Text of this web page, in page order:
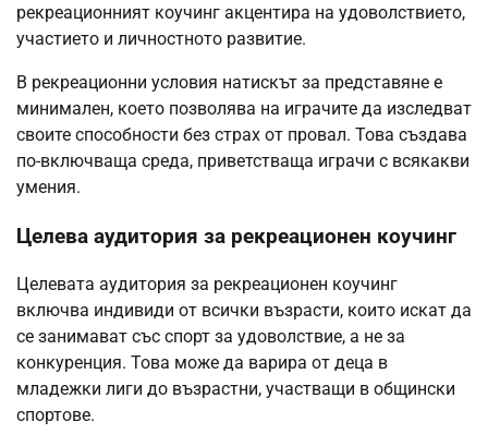
рекреационният коучинг акцентира на удоволствието,
участието и личностното развитие.
В рекреационни условия натискът за представяне е
минимален, което позволява на играчите да изследват
своите способности без страх от провал. Това създава
по-включваща среда, приветстваща играчи с всякакви
умения.
Целева аудитория за рекреационен коучинг
Целевата аудитория за рекреационен коучинг
включва индивиди от всички възрасти, които искат да
се занимават със спорт за удоволствие, а не за
конкуренция. Това може да варира от деца в
младежки лиги до възрастни, участващи в общински
спортове.